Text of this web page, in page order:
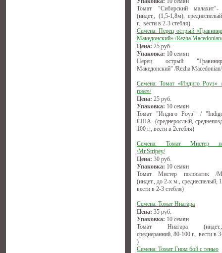
Томат "Сибирский
(индет., (1,5-1,8м),
г., вести в 2-3 стебля)
Семена: Перец острый
Македонский» /Rezha Macedonian/
Цена: 25 руб.
Упаковка: 10 семян
Перец острый
Македонский" /Rezha Macedonian/
Семена: Томат «Индиго Роуз»
rose»/
Цена: 25 руб.
Упаковка: 10 семян
Томат "Индиго Роуз" /
США. (среднерослый,
100 г., вести в 2стебля)
Семена: Томат Мистер
/Mr.Stripey/
Цена: 30 руб.
Упаковка: 10 семян
Томат Мистер полосатик /
(индет., до 2-х м., среднеспелый,
вести в 2-3 стебля)
Семена: Томат Ниагара
Цена: 35 руб.
Упаковка: 10 семян
Томат Ниагара
среднеранний, 80-100 г., вести в
)
Семена: Томат Гном бой с тенью